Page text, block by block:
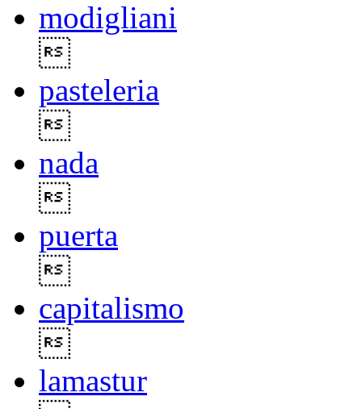
modigliani
pasteleria
nada
puerta
capitalismo
lamastur